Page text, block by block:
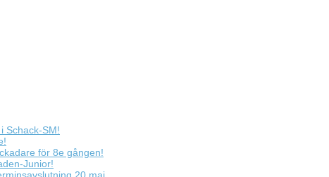
Schack-SM!
för 8e gången!
Junior!